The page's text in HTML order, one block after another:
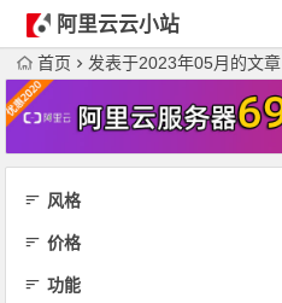
阿里云云小站
首页 发表于2023年05月的文章
风格
价格
功能